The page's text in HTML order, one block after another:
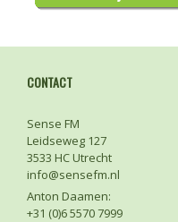
CONTACT
Sense FM
Leidseweg 127
3533 HC Utrecht
info@sensefm.nl
Anton Daamen:
+31 (0)6 5570 7999